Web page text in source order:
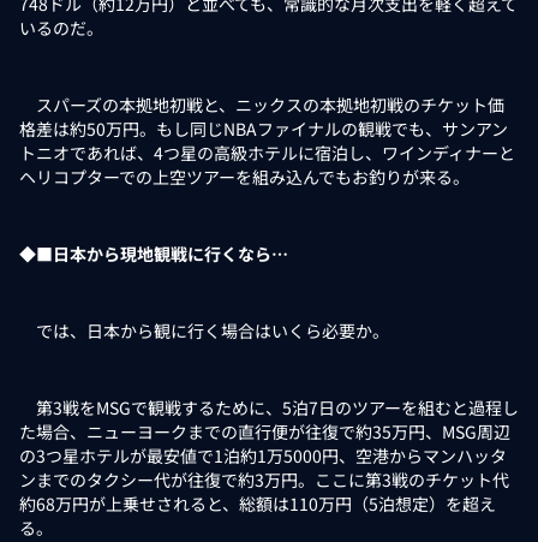
いるのだ。
スパーズの本拠地初戦と、ニックスの本拠地初戦のチケット価
格差は約50万円。もし同じNBAファイナルの観戦でも、サンアン
トニオであれば、4つ星の高級ホテルに宿泊し、ワインディナーと
ヘリコプターでの上空ツアーを組み込んでもお釣りが来る。
◆■日本から現地観戦に行くなら…
では、日本から観に行く場合はいくら必要か。
第3戦をMSGで観戦するために、5泊7日のツアーを組むと過程し
た場合、ニューヨークまでの直行便が往復で約35万円、MSG周辺
の3つ星ホテルが最安値で1泊約1万5000円、空港からマンハッタ
ンまでのタクシー代が往復で約3万円。ここに第3戦のチケット代
約68万円が上乗せされると、総額は110万円（5泊想定）を超え
る。